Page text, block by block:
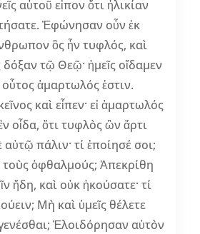
αὐτοῦ εἶπον ὅτι ἡλικίαν
Ἐφώνησαν οὖν ἐκ
ὃς ἦν τυφλός, καὶ
δόξαν τῷ Θεῷ· ἡμεῖς οἴδαμεν
ἁμαρτωλός ἐστιν.
καὶ εἶπεν· εἰ ἁμαρτωλός
οἶδα, ὅτι τυφλὸς ὢν ἄρτι
πάλιν· τί ἐποίησέ σοι;
ὀφθαλμούς; Ἀπεκρίθη
ἤδη, καὶ οὐκ ἠκούσατε· τί
Μὴ καὶ ὑμεῖς θέλετε
Ἐλοιδόρησαν αὐτὸν